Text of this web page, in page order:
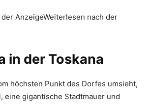
AnzeigeWeiterlesen nach der
in der Toskana
höchsten Punkt des Dorfes umsieht,
eine gigantische Stadtmauer und